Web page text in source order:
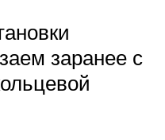
заранее с